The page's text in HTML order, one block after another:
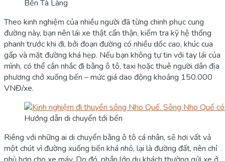
Bến Tà Làng
Theo kinh nghiệm của nhiều người đã từng chinh phục cung
đường này, bạn nên lái xe thật cẩn thận, kiểm tra kỹ hệ thống
phanh trước khi đi, bởi đoạn đường có nhiều dốc cao, khúc cua
gấp và mặt đường khá hẹp. Nếu bạn không tự tin với tay lái của
mình, có thể cân nhắc đi bằng ô tô, taxi hoặc thuê người dân địa
phương chở xuống bến – mức giá dao động khoảng 150.000
VNĐ/xe.
Hướng dẫn di chuyển tới bến
Riêng với những ai di chuyển bằng ô tô cá nhân, sẽ hơi vất vả
một chút vì đường xuống bến khá nhỏ, lại là đường đất, nên chỉ